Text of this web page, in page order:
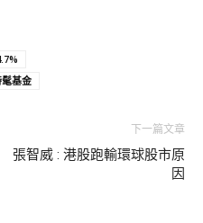
髦基金
下一篇文章
張智威 : 港股跑輸環球股市原
因